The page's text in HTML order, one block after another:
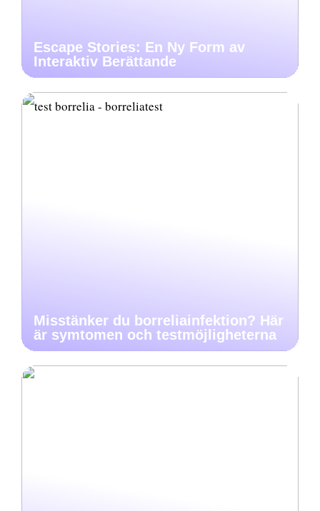
Escape Stories: En Ny Form av
Interaktiv Berättande
Misstänker du borreliainfektion? Här
är symtomen och testmöjligheterna